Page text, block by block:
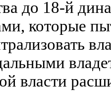
до 18-й
которые
власти